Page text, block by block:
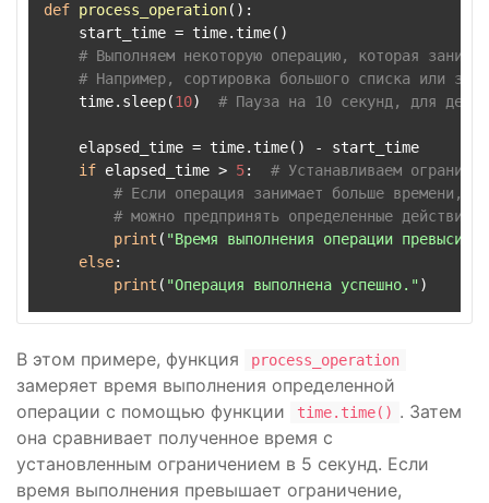
def process_operation():
    start_time = time.time()
# Выполняем некоторую операцию, которая
# Например, сортировка большого списка или
    time.sleep(
10) # Пауза на 10 секунд, для
    elapsed_time = time.time() - start_time
if elapsed_time > 5: # Устанавливаем
# Если операция занимает больше времени,
# можно предпринять определенные
print ( "Время выполнения операции
else:
print ( "Операция выполнена успешно."
В этом примере, функция process_operation
замеряет время выполнения определенной
операции с помощью функции
time.time() . Затем
она сравнивает полученное время с
установленным ограничением в 5 секунд. Если
время выполнения превышает ограничение,